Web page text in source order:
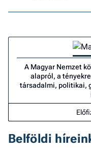
A Magyar Nemzet
alapról, a
társadalmi, politikai,
Belföldi